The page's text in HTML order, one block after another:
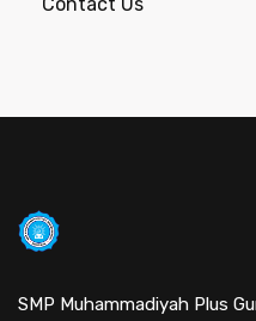
SMP Muhammadiyah Plus